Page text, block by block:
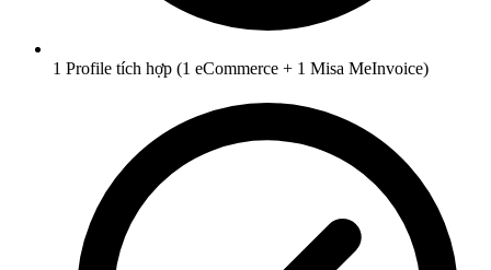
1 Profile tích hợp (1 eCommerce + 1 Misa MeInvoice)